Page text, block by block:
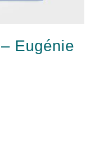
Eugénie